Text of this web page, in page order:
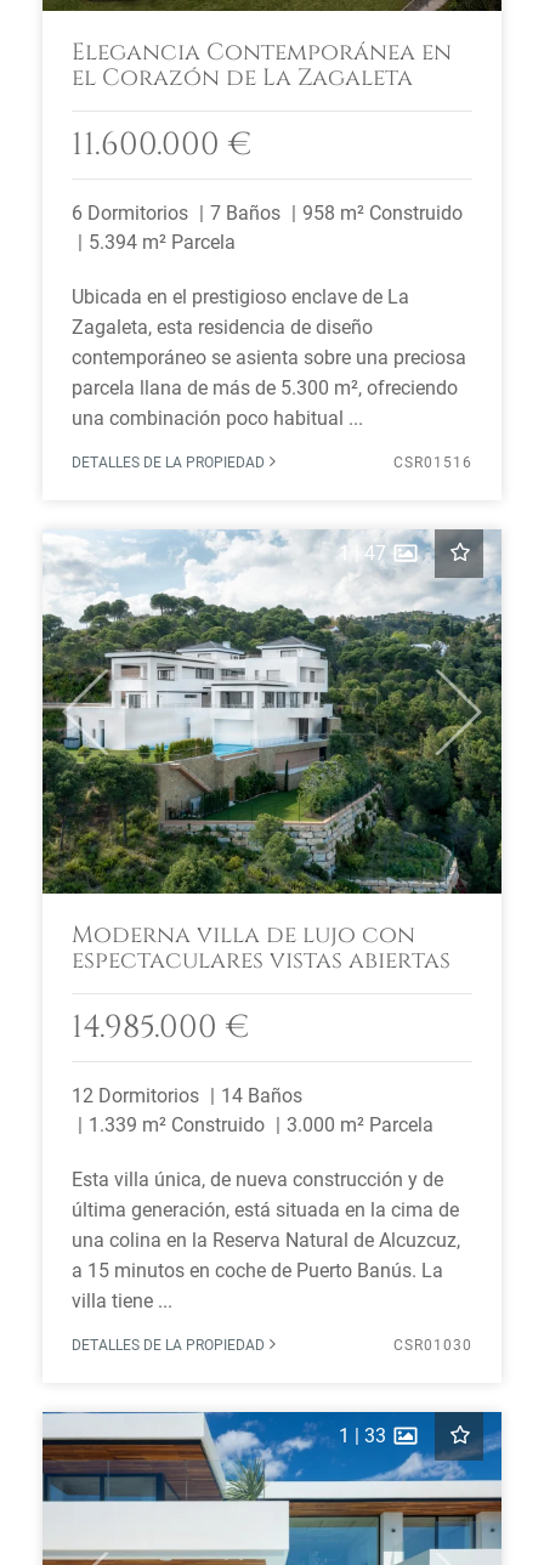
Elegancia Contemporánea en
el Corazón de La Zagaleta
11.600.000 €
6 Dormitorios 7 Baños
958 m² Construido
5.394 m² Parcela
Ubicada en el prestigioso enclave de La
Zagaleta, esta residencia de diseño
contemporáneo se asienta sobre una preciosa
parcela llana de más de 5.300 m², ofreciendo
una combinación poco habitual ...
DETALLES DE LA PROPIEDAD CSR01516
Previous Next
1 47
Moderna villa de lujo con
espectaculares vistas abiertas
14.985.000 €
12 Dormitorios
14 Baños
1.339 m² Construido
3.000 m² Parcela
Esta villa única, de nueva construcción y de
última generación, está situada en la cima de
una colina en la Reserva Natural de Alcuzcuz,
a 15 minutos en coche de Puerto Banús. La
villa tiene ...
DETALLES DE LA PROPIEDAD CSR01030
1 | 33